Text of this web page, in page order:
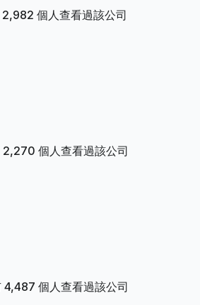
個人查看過該公司
個人查看過該公司
個人查看過該公司